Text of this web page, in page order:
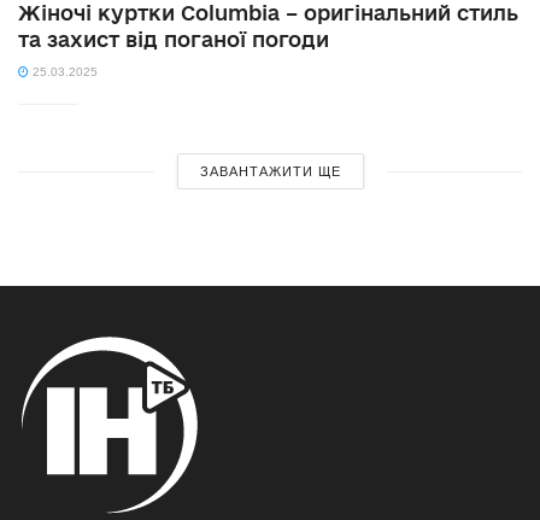
Жіночі куртки Columbia – оригінальний стиль
та захист від поганої погоди
25.03.2025
ЗАВАНТАЖИТИ ЩЕ